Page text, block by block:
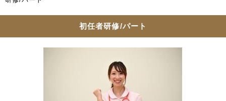
初任者研修/パート